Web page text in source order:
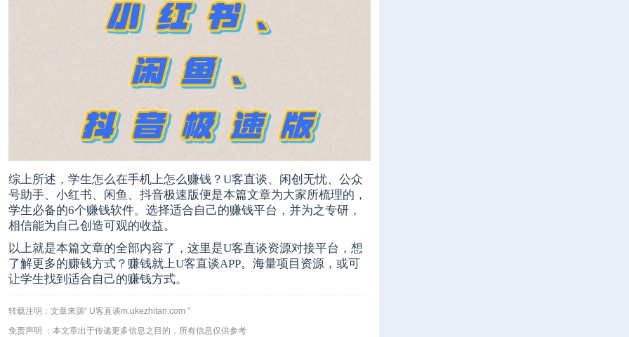
综上所述，学生怎么在手机上怎么赚钱？U客直谈、闲创无忧、公众
号助手、小红书、闲鱼、抖音极速版便是本篇文章为大家所梳理的，
学生必备的6个赚钱软件。选择适合自己的赚钱平台，并为之专研，
相信能为自己创造可观的收益。
以上就是本篇文章的全部内容了，这里是U客直谈资源对接平台，想
了解更多的赚钱方式？赚钱就上U客直谈APP。海量项目资源，或可
让学生找到适合自己的赚钱方式。
转载注明：文章来源“ U客直谈m.ukezhitan.com ”
免责声明 ：本文章出于传递更多信息之目的，所有信息仅供参考